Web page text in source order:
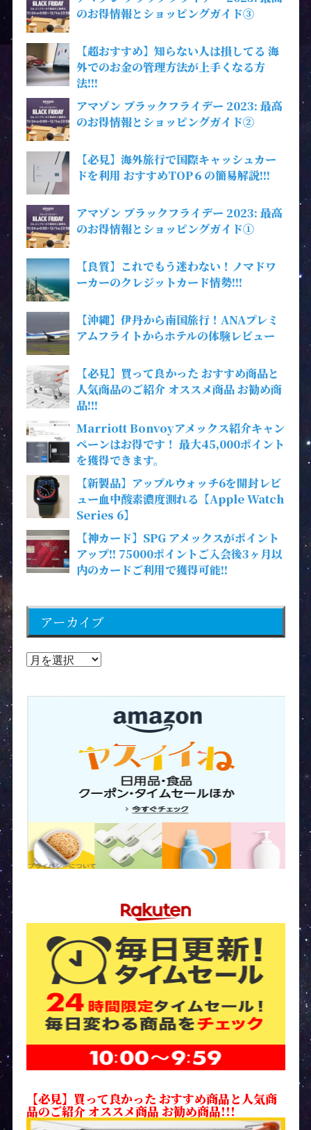
のお得情報とショッピングガイド③
【超おすすめ】知らない人は損してる 海
外でのお金の管理方法が上手くなる方
法!!!
アマゾン ブラックフライデー 2023: 最高
のお得情報とショッピングガイド②
【必見】海外旅行で国際キャッシュカー
ドを利用 おすすめTOP６の簡易解説!!!
アマゾン ブラックフライデー 2023: 最高
のお得情報とショッピングガイド①
【良質】これでもう迷わない！ノマドワ
ーカーのクレジットカード情勢!!!
【沖縄】伊丹から南国旅行！ANAプレミ
アムフライトからホテルの体験レビュー
【必見】買って良かった おすすめ商品と
人気商品のご紹介 オススメ商品 お勧め商
品!!!
Marriott Bonvoyアメックス紹介キャン
ペーンはお得です！ 最大45,000ポイント
を獲得できます。
【新製品】アップルウォッチ6を開封レビ
ュー血中酸素濃度測れる【Apple Watch
Series 6】
【神カード】SPG アメックスがポイント
アップ!! 75000ポイントご入会後3ヶ月以
内のカードご利用で獲得可能!!
アーカイブ
【必見】買って良かった おすすめ商品と人気商
品のご紹介 オススメ商品 お勧め商品!!!